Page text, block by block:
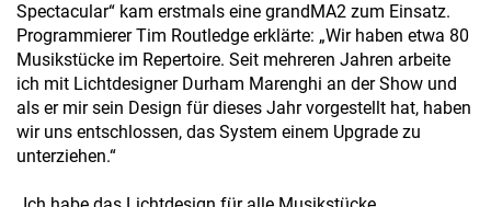
Spectacular“ kam erstmals eine grandMA2 zum Einsatz.
Programmierer Tim Routledge erklärte: „Wir haben etwa 80
Musikstücke im Repertoire. Seit mehreren Jahren arbeite
ich mit Lichtdesigner Durham Marenghi an der Show und
als er mir sein Design für dieses Jahr vorgestellt hat, haben
wir uns entschlossen, das System einem Upgrade zu
unterziehen.“